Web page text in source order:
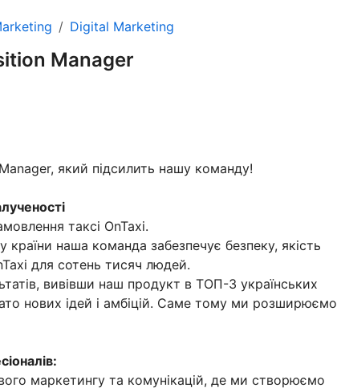
Digital Marketing
Manager
який підсилить нашу команду!
таксі OnTaxi.
наша команда забезпечує безпеку, якість
для сотень тисяч людей.
вивівши наш продукт в ТОП-3 українських
нових ідей і амбіцій. Саме тому ми розширюємо
маркетингу та комунікацій, де ми створюємо